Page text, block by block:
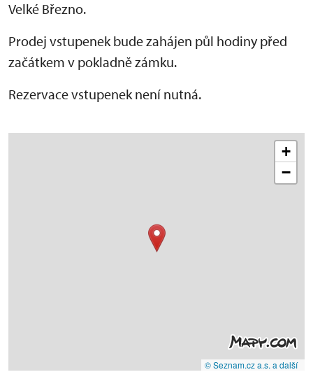
Velké Březno.
Prodej vstupenek bude zahájen půl hodiny před
začátkem v pokladně zámku.
Rezervace vstupenek není nutná.
+
−
© Seznam.cz a.s. a další